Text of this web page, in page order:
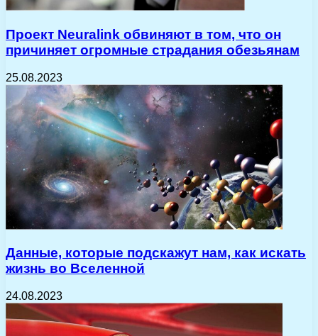
Проект Neuralink обвиняют в том, что он
причиняет огромные страдания обезьянам
25.08.2023
Данные, которые подскажут нам, как искать
жизнь во Вселенной
24.08.2023